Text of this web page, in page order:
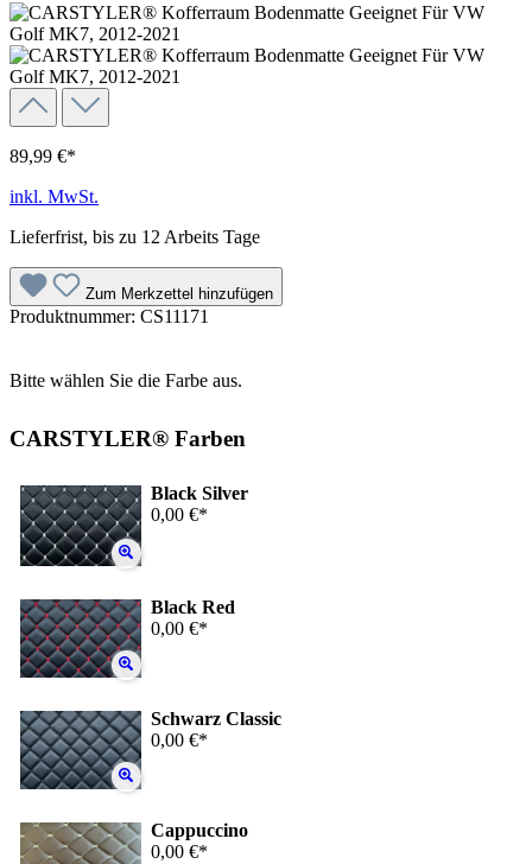
89,99 €*
inkl. MwSt.
Lieferfrist, bis zu 12 Arbeits Tage
Zum Merkzettel hinzufügen
Produktnummer: CS11171
Bitte wählen Sie die Farbe aus.
CARSTYLER® Farben
Black Silver
0,00 €*
Black Red
0,00 €*
Schwarz Classic
0,00 €*
Cappuccino
0,00 €*